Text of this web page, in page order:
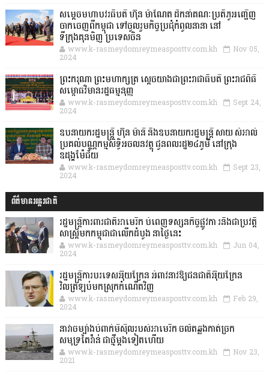
សម្តេចមហាបវរធិបតី ហ៊ុន ម៉ាណែត ដឹកនាំគណៈប្រតិភូអញ្ជើញ
ចាកចេញពីកម្ពុជា ទៅចូលរួមកិច្ចប្រជុំកំពូលនានា នៅ
ទីក្រុងគុនមិញ ប្រទេសចិន
www.k-rasmeydomreymeasposttv.com.kh Nov 05,
2024
ព្រះករុណា ព្រះមហាក្សត្រ ស្តេចយាងជាព្រះរាជាធិបតី ព្រះរាជពិធី
សម្ពោធវិមានរដ្ឋធម្មនុញ្ញ
www.k-rasmeydomreymeasposttv.com.kh Sept 24,
2024
ឧបនាយករដ្ឋមន្ដ្រី ហ៊ុន ម៉ានី និងឧបនាយករដ្ឋមន្ដ្រី សាយ សំអាល់
ប្រគល់បណ្ណកម្មសិទ្ធិអចលនវត្ថុ ជូនពលរដ្ឋ២៤ភូមិ នៅក្រុង
ឧដុង្គម៉ែជ័យ
www.k-rasmeydomreymeasposttv.com.kh Sept 23,
2024
ព័ត៌មានអន្តរជាតិ
រដ្ឋមន្រ្តីការពារជាតិអាមេរិក បំពេញទស្សនកិច្ចផ្លូវកា រនិងជាប្រវត្តិ
សាស្រ្តមកកម្ពុជាជាលើកដំបូង នាថ្ងៃនេះ
www.k-rasmeydomreymeasposttv.com.kh Jun 04,
2024
រដ្ឋមន្ត្រីការបរទេសអ៊ុយក្រែន អំពាវនាវឱ្យជនជាតិអ៊ុយក្រែន
វិលត្រឡប់មកស្រុកកំណើតវិញ
www.k-rasmeydomreymeasposttv.com.kh Feb 29,
2024
នាវាចម្បាំងបំពាក់មីស៊ីលរបស់អាមេរិក ចល័តឆ្លងកាត់ច្រក
សមុទ្រតៃវ៉ាន់ ជាថ្មីម្តងទៀតហើយ
www.k-rasmeydomreymeasposttv.com.kh Nov 23,
2021